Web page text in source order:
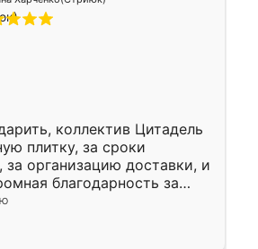
коллектив Цитадель
плитку, за сроки
за организацию доставки, и
благодарность за
Оганесу, за два дня 70 кв,